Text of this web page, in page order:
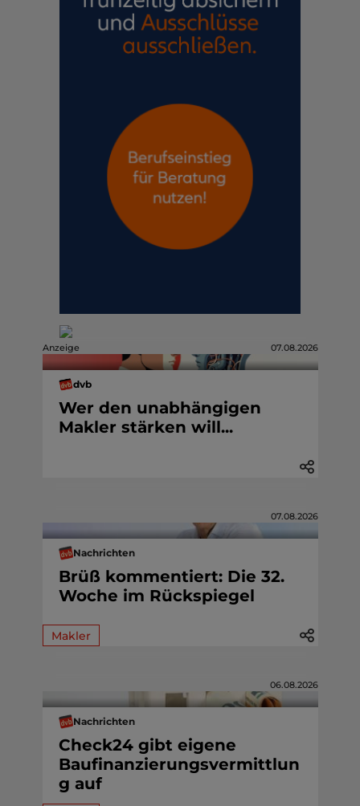
Anzeige 07.08.2026
dvb
Wer den unabhängigen
Makler stärken will...
07.08.2026
Nachrichten
Brüß kommentiert: Die 32.
Woche im Rückspiegel
Makler
06.08.2026
Nachrichten
Check24 gibt eigene
Baufinanzierungsvermittlun
g auf